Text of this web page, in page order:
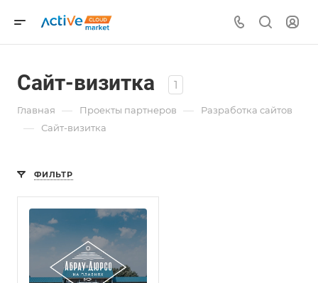
Сайт-визитка 1
Главная — Проекты партнеров — Разработка сайтов
— Сайт-визитка
ФИЛЬТР